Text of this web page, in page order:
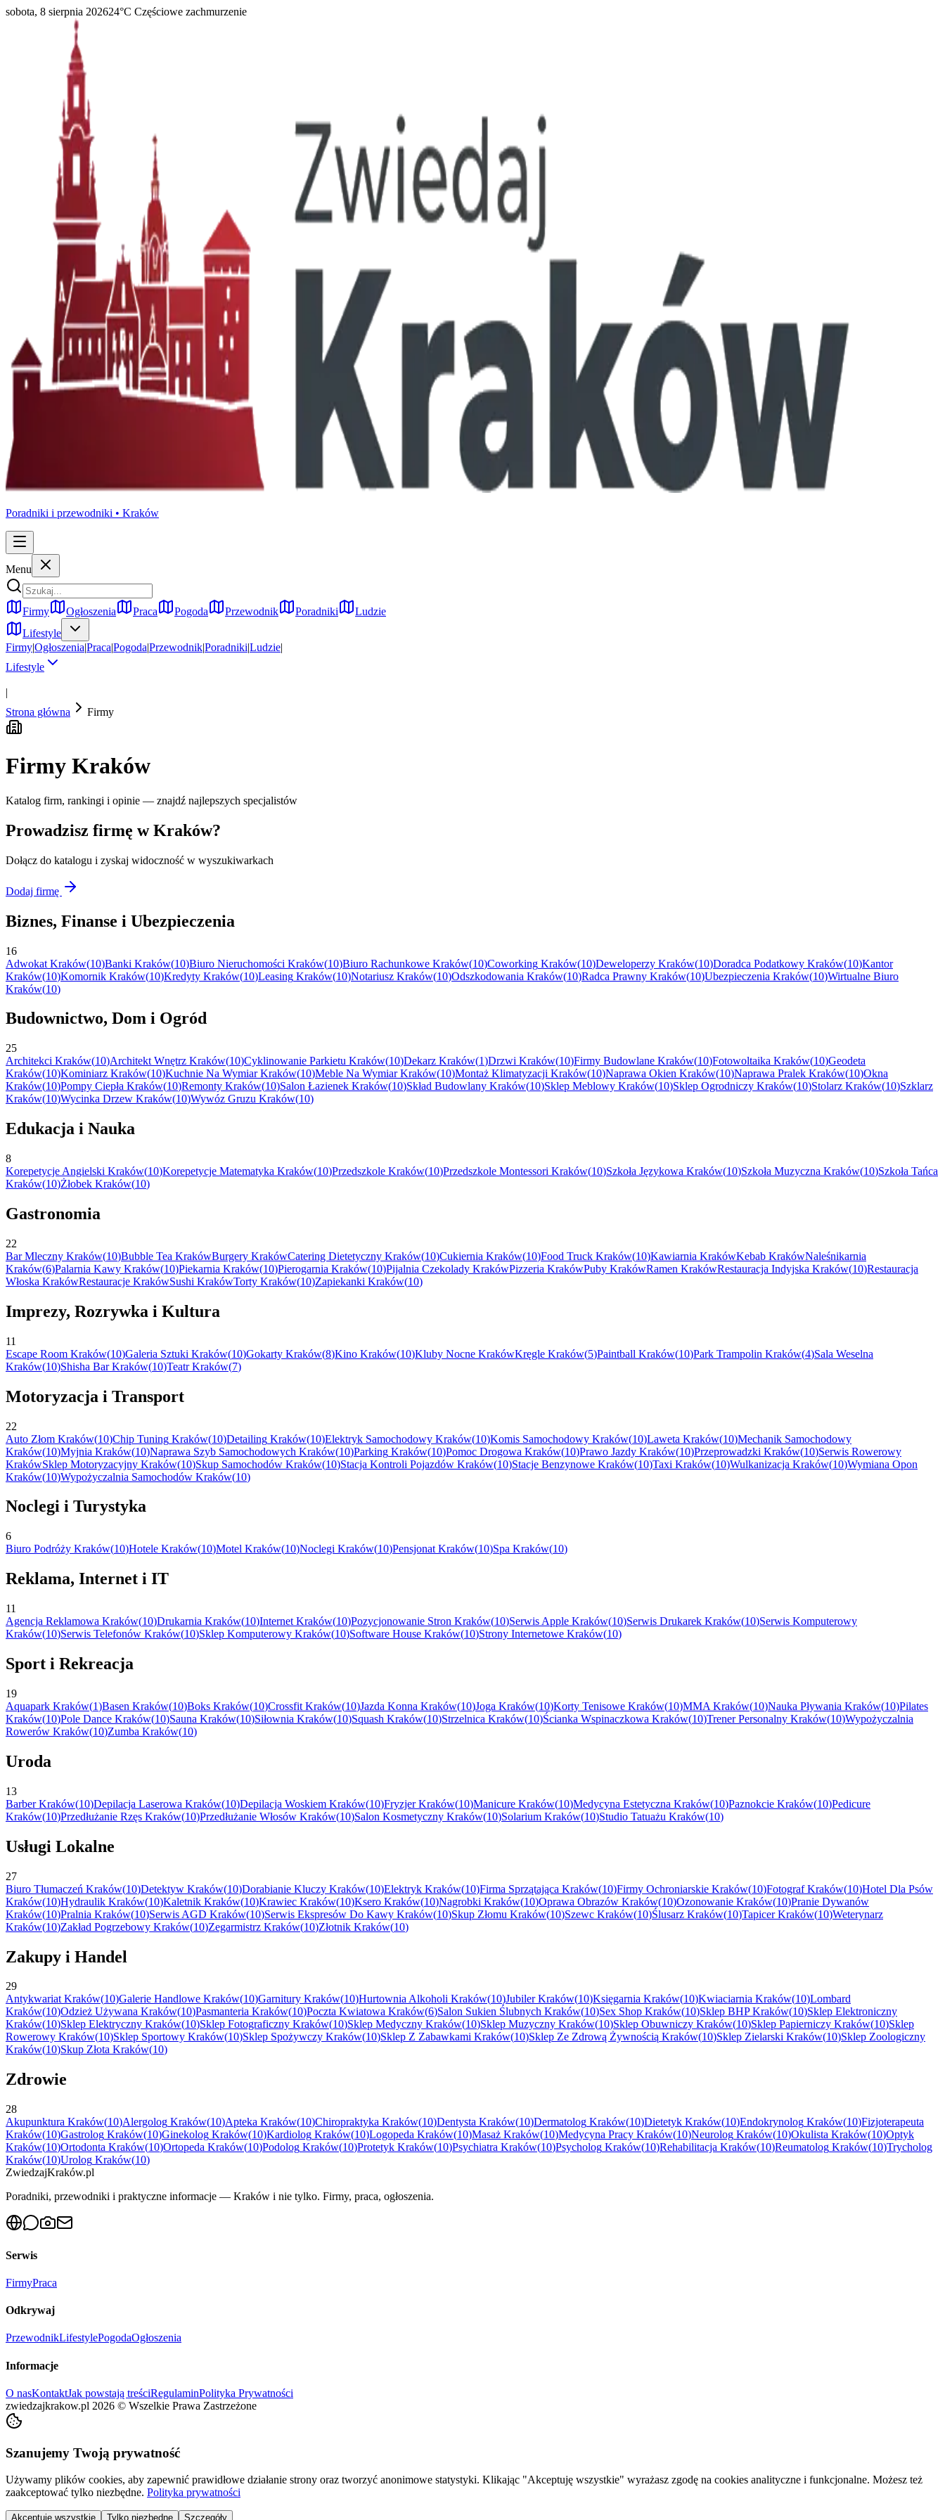
sobota, 8 sierpnia 202624°C Częściowe zachmurzenie
Poradniki i przewodniki • Kraków
Menu
Firmy Ogłoszenia Praca Pogoda Przewodnik Poradniki
Ludzie
Lifestyle
Firmy|Ogłoszenia|Praca|Pogoda|Przewodnik|Poradniki|Ludzie|
Lifestyle
|
Strona główna
Firmy
Firmy Kraków
Katalog firm, rankingi i opinie — znajdź najlepszych specjalistów
Prowadzisz firmę wKraków?
Dołącz do katalogu i zyskaj widoczność w wyszukiwarkach
Dodaj firmę
Biznes, Finanse i Ubezpieczenia
16
Adwokat Kraków(10)Banki Kraków(10)Biuro Nieruchomości Kraków(10)Biuro Rachunkowe Kraków(10)Coworking Kraków(10)Deweloperzy Kraków(10)Doradca Podatkowy Kraków(10)Kantor
Kraków(10)Komornik Kraków(10)Kredyty Kraków(10)Leasing Kraków(10)Notariusz Kraków(10)Odszkodowania Kraków(10)Radca Prawny Kraków(10)Ubezpieczenia Kraków(10)Wirtualne Biuro
Kraków(10)
Budownictwo, Dom i Ogród
25
Architekci Kraków(10)Architekt Wnętrz Kraków(10)Cyklinowanie Parkietu Kraków(10)Dekarz Kraków(1)Drzwi Kraków(10)Firmy Budowlane Kraków(10)Fotowoltaika Kraków(10)Geodeta
Kraków(10)Kominiarz Kraków(10)Kuchnie Na Wymiar Kraków(10)Meble Na Wymiar Kraków(10)Montaż Klimatyzacji Kraków(10)Naprawa Okien Kraków(10)Naprawa Pralek Kraków(10)Okna
Kraków(10)Pompy Ciepła Kraków(10)Remonty Kraków(10)Salon Łazienek Kraków(10)Skład Budowlany Kraków(10)Sklep Meblowy Kraków(10)Sklep Ogrodniczy Kraków(10)Stolarz Kraków(10)Szklarz
Kraków(10)Wycinka Drzew Kraków(10)Wywóz Gruzu Kraków(10)
Edukacja i Nauka
8
Korepetycje Angielski Kraków(10)Korepetycje Matematyka Kraków(10)Przedszkole Kraków(10)Przedszkole Montessori Kraków(10)Szkoła Językowa Kraków(10)Szkoła Muzyczna Kraków(10)Szkoła Tańca
Kraków(10)Żłobek Kraków(10)
Gastronomia
22
Bar Mleczny Kraków(10)Bubble Tea KrakówBurgery KrakówCatering Dietetyczny Kraków(10)Cukiernia Kraków(10)Food Truck Kraków(10)Kawiarnia KrakówKebab KrakówNaleśnikarnia
Kraków(6)Palarnia Kawy Kraków(10)Piekarnia Kraków(10)Pierogarnia Kraków(10)Pijalnia Czekolady KrakówPizzeria KrakówPuby KrakówRamen KrakówRestauracja Indyjska Kraków(10)Restauracja
Włoska KrakówRestauracje KrakówSushi KrakówTorty Kraków(10)Zapiekanki Kraków(10)
Imprezy, Rozrywka i Kultura
11
Escape Room Kraków(10)Galeria Sztuki Kraków(10)Gokarty Kraków(8)Kino Kraków(10)Kluby Nocne KrakówKręgle Kraków(5)Paintball Kraków(10)Park Trampolin Kraków(4)Sala Weselna
Kraków(10)Shisha Bar Kraków(10)Teatr Kraków(7)
Motoryzacja i Transport
22
Auto Złom Kraków(10)Chip Tuning Kraków(10)Detailing Kraków(10)Elektryk Samochodowy Kraków(10)Komis Samochodowy Kraków(10)Laweta Kraków(10)Mechanik Samochodowy
Kraków(10)Myjnia Kraków(10)Naprawa Szyb Samochodowych Kraków(10)Parking Kraków(10)Pomoc Drogowa Kraków(10)Prawo Jazdy Kraków(10)Przeprowadzki Kraków(10)Serwis Rowerowy
KrakówSklep Motoryzacyjny Kraków(10)Skup Samochodów Kraków(10)Stacja Kontroli Pojazdów Kraków(10)Stacje Benzynowe Kraków(10)Taxi Kraków(10)Wulkanizacja Kraków(10)Wymiana Opon
Kraków(10)Wypożyczalnia Samochodów Kraków(10)
Noclegi i Turystyka
6
Biuro Podróży Kraków(10)Hotele Kraków(10)Motel Kraków(10)Noclegi Kraków(10)Pensjonat Kraków(10)Spa Kraków(10)
Reklama, Internet i IT
11
Agencja Reklamowa Kraków(10)Drukarnia Kraków(10)Internet Kraków(10)Pozycjonowanie Stron Kraków(10)Serwis Apple Kraków(10)Serwis Drukarek Kraków(10)Serwis Komputerowy
Kraków(10)Serwis Telefonów Kraków(10)Sklep Komputerowy Kraków(10)Software House Kraków(10)Strony Internetowe Kraków(10)
Sport i Rekreacja
19
Aquapark Kraków(1)Basen Kraków(10)Boks Kraków(10)Crossfit Kraków(10)Jazda Konna Kraków(10)Joga Kraków(10)Korty Tenisowe Kraków(10)MMA Kraków(10)Nauka Pływania Kraków(10)Pilates
Kraków(10)Pole Dance Kraków(10)Sauna Kraków(10)Siłownia Kraków(10)Squash Kraków(10)Strzelnica Kraków(10)Ścianka Wspinaczkowa Kraków(10)Trener Personalny Kraków(10)Wypożyczalnia
Rowerów Kraków(10)Zumba Kraków(10)
Uroda
13
Barber Kraków(10)Depilacja Laserowa Kraków(10)Depilacja Woskiem Kraków(10)Fryzjer Kraków(10)Manicure Kraków(10)Medycyna Estetyczna Kraków(10)Paznokcie Kraków(10)Pedicure
Kraków(10)Przedłużanie Rzęs Kraków(10)Przedłużanie Włosów Kraków(10)Salon Kosmetyczny Kraków(10)Solarium Kraków(10)Studio Tatuażu Kraków(10)
Usługi Lokalne
27
Biuro Tłumaczeń Kraków(10)Detektyw Kraków(10)Dorabianie Kluczy Kraków(10)Elektryk Kraków(10)Firma Sprzątająca Kraków(10)Firmy Ochroniarskie Kraków(10)Fotograf Kraków(10)Hotel Dla Psów
Kraków(10)Hydraulik Kraków(10)Kaletnik Kraków(10)Krawiec Kraków(10)Ksero Kraków(10)Nagrobki Kraków(10)Oprawa Obrazów Kraków(10)Ozonowanie Kraków(10)Pranie Dywanów
Kraków(10)Pralnia Kraków(10)Serwis AGD Kraków(10)Serwis Ekspresów Do Kawy Kraków(10)Skup Złomu Kraków(10)Szewc Kraków(10)Ślusarz Kraków(10)Tapicer Kraków(10)Weterynarz
Kraków(10)Zakład Pogrzebowy Kraków(10)Zegarmistrz Kraków(10)Złotnik Kraków(10)
Zakupy i Handel
29
Antykwariat Kraków(10)Galerie Handlowe Kraków(10)Garnitury Kraków(10)Hurtownia Alkoholi Kraków(10)Jubiler Kraków(10)Księgarnia Kraków(10)Kwiaciarnia Kraków(10)Lombard
Kraków(10)Odzież Używana Kraków(10)Pasmanteria Kraków(10)Poczta Kwiatowa Kraków(6)Salon Sukien Ślubnych Kraków(10)Sex Shop Kraków(10)Sklep BHP Kraków(10)Sklep Elektroniczny
Kraków(10)Sklep Elektryczny Kraków(10)Sklep Fotograficzny Kraków(10)Sklep Medyczny Kraków(10)Sklep Muzyczny Kraków(10)Sklep Obuwniczy Kraków(10)Sklep Papierniczy Kraków(10)Sklep
Rowerowy Kraków(10)Sklep Sportowy Kraków(10)Sklep Spożywczy Kraków(10)Sklep Z Zabawkami Kraków(10)Sklep Ze Zdrową Żywnością Kraków(10)Sklep Zielarski Kraków(10)Sklep Zoologiczny
Kraków(10)Skup Złota Kraków(10)
Zdrowie
28
Akupunktura Kraków(10)Alergolog Kraków(10)Apteka Kraków(10)Chiropraktyka Kraków(10)Dentysta Kraków(10)Dermatolog Kraków(10)Dietetyk Kraków(10)Endokrynolog Kraków(10)Fizjoterapeuta
Kraków(10)Gastrolog Kraków(10)Ginekolog Kraków(10)Kardiolog Kraków(10)Logopeda Kraków(10)Masaż Kraków(10)Medycyna Pracy Kraków(10)Neurolog Kraków(10)Okulista Kraków(10)Optyk
Kraków(10)Ortodonta Kraków(10)Ortopeda Kraków(10)Podolog Kraków(10)Protetyk Kraków(10)Psychiatra Kraków(10)Psycholog Kraków(10)Rehabilitacja Kraków(10)Reumatolog Kraków(10)Trycholog
Kraków(10)Urolog Kraków(10)
ZwiedzajKraków.pl
Poradniki, przewodniki i praktyczne informacje — Kraków i nie tylko. Firmy, praca, ogłoszenia.
Serwis
FirmyPraca
Odkrywaj
PrzewodnikLifestylePogodaOgłoszenia
Informacje
O nasKontaktJak powstają treściRegulaminPolityka Prywatności
zwiedzajkrakow.pl 2026 © Wszelkie Prawa Zastrzeżone
Szanujemy Twoją prywatność
Używamy plików cookies, aby zapewnić prawidłowe działanie strony oraz tworzyć anonimowe statystyki. Klikając "Akceptuję wszystkie" wyrażasz zgodę na cookies analityczne i funkcjonalne. Możesz też
zaakceptować tylko niezbędne. Polityka prywatności
Akceptuję wszystkie Tylko niezbędne Szczegóły